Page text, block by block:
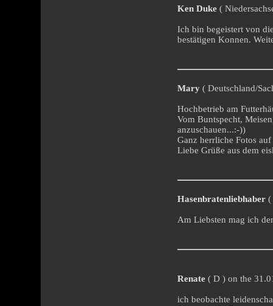
Ken Duke (
Ich bin begeistert von
bestätigen Konnen.
Mary ( Deutschland/
Hochbetrieb am
Vom Buntspecht,
anzuschauen...:-))
Ganz herrliche Fotos auf
Liebe Grüße aus dem
Hasenbratenliebhaber (
Am Liebsten mag ich
Renate ( D ) on the
ich beobachte